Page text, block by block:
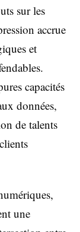
sur les
accrue
et
capacités
données,
de talents
une